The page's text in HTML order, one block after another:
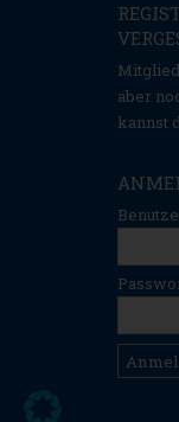
aber
kannst